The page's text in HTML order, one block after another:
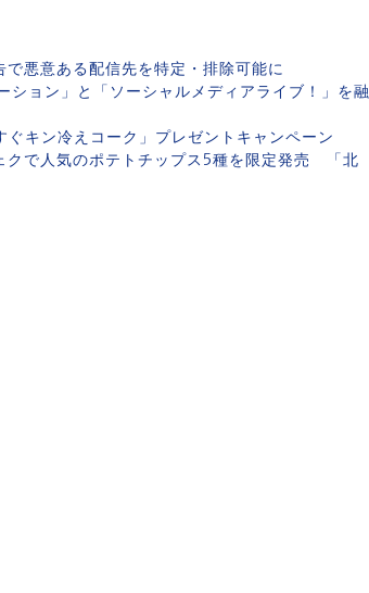
悪意ある配信先を特定・排除可能に
ョン」と「ソーシャルメディアライブ！」を融
キン冷えコーク」プレゼントキャンペーン
クで人気のポテトチップス5種を限定発売 「北